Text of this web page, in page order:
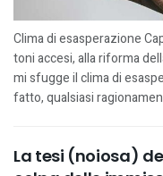
Clima di esasperazione
toni accesi, alla riforma
mi sfugge il clima di
fatto, qualsiasi
La tesi (noiosa)